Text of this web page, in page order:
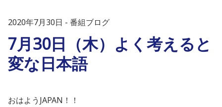
2020年7月30日 番組ブログ
7月30日（木）よく考えると
変な日本語
おはようJAPAN！！